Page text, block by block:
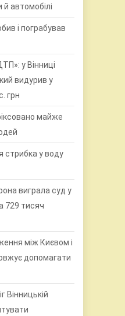
автомобілі
і пограбував
у Вінниці
видурив у
грн
майже
стрибка у воду
виграла суд у
729 тисяч
між Києвом і
допомагати
Вінницькій